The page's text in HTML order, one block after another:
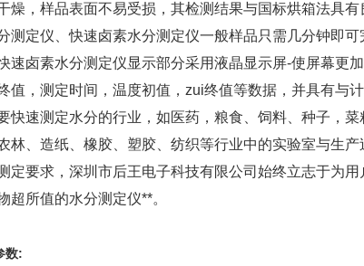
燥，样品表面不易受损，其检测结果与国标烘箱法具
测定仪、快速卤素水分测定仪一般样品只需几分钟即
速卤素水分测定仪显示部分采用液晶显示屏-使屏幕更
值，测定时间，温度初值，zui终值等数据，并具有与
快速测定水分的行业，如医药，粮食、饲料、种子，
林、造纸、橡胶、塑胶、纺织等行业中的实验室与生
定要求，深圳市后王电子科技有限公司始终立志于为
超所值的水分测定仪**。
数: